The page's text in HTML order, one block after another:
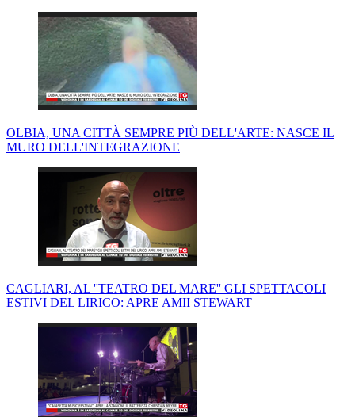
OLBIA, UNA CITTÀ SEMPRE PIÙ DELL'ARTE: NASCE IL
MURO DELL'INTEGRAZIONE
CAGLIARI, AL ''TEATRO DEL MARE'' GLI SPETTACOLI
ESTIVI DEL LIRICO: APRE AMII STEWART